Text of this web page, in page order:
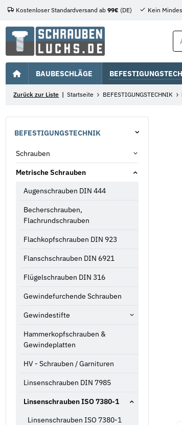
Kostenloser Standardversand ab 99€ (DE) Kein
BAUBESCHLÄGE
Zurück zur Liste Startseite BEFESTIGUNGSTECHNIK
BEFESTIGUNGSTECHNIK
Schrauben
Metrische Schrauben
Augenschrauben DIN 444
Becherschrauben,
Flachrundschrauben
Flachkopfschrauben DIN 923
Flanschschrauben DIN 6921
Flügelschrauben DIN 316
Gewindefurchende Schrauben
Gewindestifte
Hammerkopfschrauben &
Gewindeplatten
HV - Schrauben / Garnituren
Linsenschrauben DIN 7985
Linsenschrauben ISO 7380-1
Linsenschrauben ISO 7380-1